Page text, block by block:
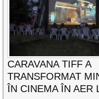
CARAVANA TIFF A
TRANSFORMAT
ÎN CINEMA ÎN AER